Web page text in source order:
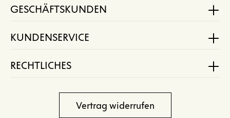
GESCHÄFTSKUNDEN
KUNDENSERVICE
RECHTLICHES
Vertrag widerrufen